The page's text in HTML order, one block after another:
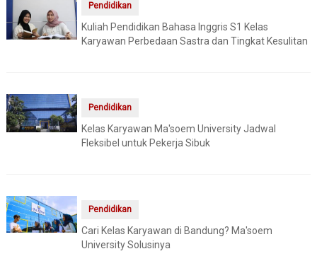
Pendidikan
Kuliah Pendidikan Bahasa Inggris S1 Kelas
Karyawan Perbedaan Sastra dan Tingkat Kesulitan
Pendidikan
Kelas Karyawan Ma'soem University Jadwal
Fleksibel untuk Pekerja Sibuk
Pendidikan
Cari Kelas Karyawan di Bandung? Ma'soem
University Solusinya